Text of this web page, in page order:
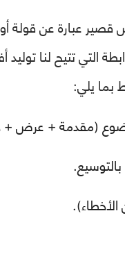
قصير عبارة عن
التي تتيح لنا توليد
بما يلي:
(مقدمة + عرض